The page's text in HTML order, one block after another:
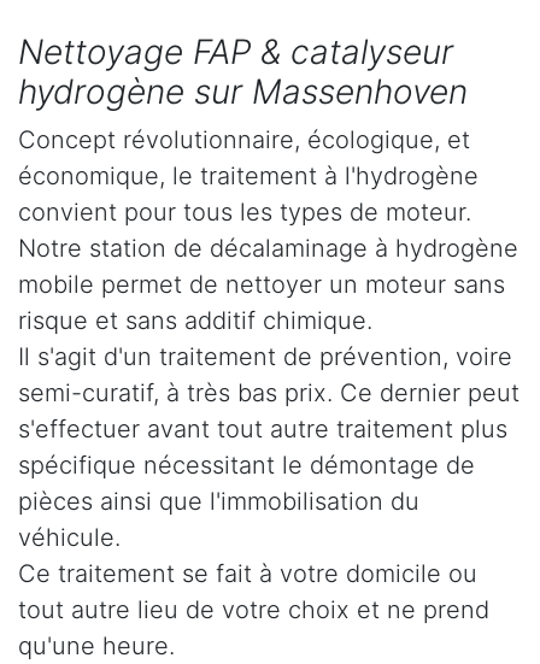
Nettoyage FAP & catalyseur
hydrogène sur Massenhoven
Concept révolutionnaire, écologique, et
économique, le traitement à l'hydrogène
convient pour tous les types de moteur.
Notre station de décalaminage à hydrogène
mobile permet de nettoyer un moteur sans
risque et sans additif chimique.
Il s'agit d'un traitement de prévention, voire
semi-curatif, à très bas prix. Ce dernier peut
s'effectuer avant tout autre traitement plus
spécifique nécessitant le démontage de
pièces ainsi que l'immobilisation du
véhicule.
Ce traitement se fait à votre domicile ou
tout autre lieu de votre choix et ne prend
qu'une heure.